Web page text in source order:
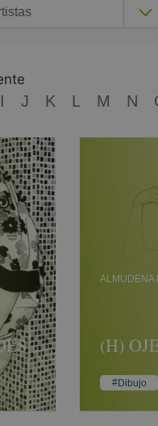
I J K L M N
ALMUDENA
(H)
Dibujo